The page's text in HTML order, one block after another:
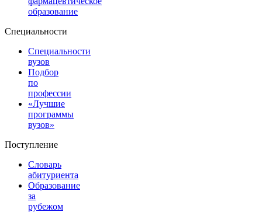
образование
Специальности
Специальности
вузов
Подбор
по
профессии
«Лучшие
программы
вузов»
Поступление
Словарь
абитуриента
Образование
за
рубежом